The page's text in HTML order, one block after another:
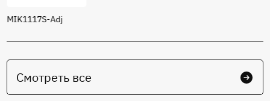
MIK1117S-Adj
Смотреть все